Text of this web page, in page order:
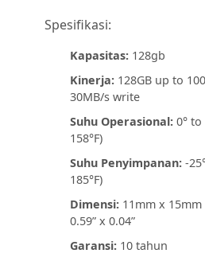
Spesifikasi:
Kapasitas: 128gb
Kinerja: 128GB up to
30MB/s write
Suhu Operasional: 0° to
158°F)
Suhu Penyimpanan: -
185°F)
Dimensi: 11mm x 15mm
0.59” x 0.04”
Garansi: 10 tahun